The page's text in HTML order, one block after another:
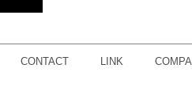
CONTACT LINK